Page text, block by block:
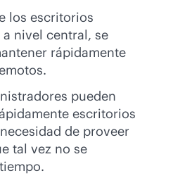
los escritorios
nivel central, se
rápidamente
pueden
escritorios
de proveer
tal vez no se